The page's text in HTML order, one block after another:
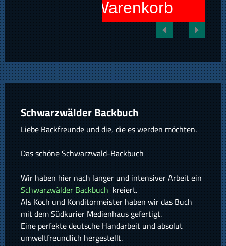
In den Warenkorb
Schwarzwälder Backbuch
Liebe Backfreunde und die, die es werden möchten.
Das schöne Schwarzwald-Backbuch
Wir haben hier nach langer und intensiver Arbeit ein
Schwarzwälder Backbuch kreiert.
Als Koch und Konditormeister haben wir das Buch
mit dem Südkurier Medienhaus gefertigt.
Eine perfekte deutsche Handarbeit und absolut
umweltfreundlich hergestellt.